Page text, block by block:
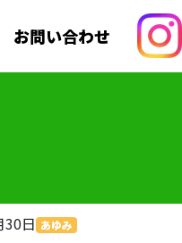
お問い合わせ
30日 あゆみ